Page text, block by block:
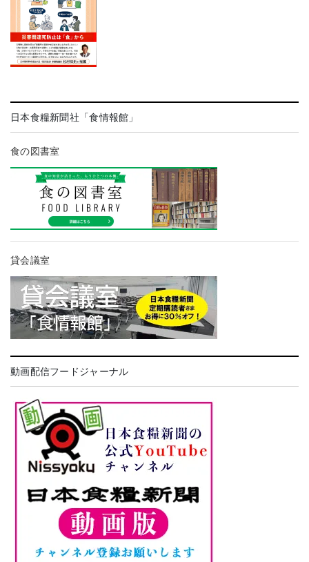
日本食糧新聞社「食情報館」
食の図書室
貸会議室
動画配信フードジャーナル